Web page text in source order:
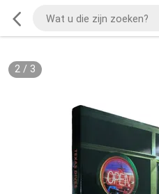
2/ 3